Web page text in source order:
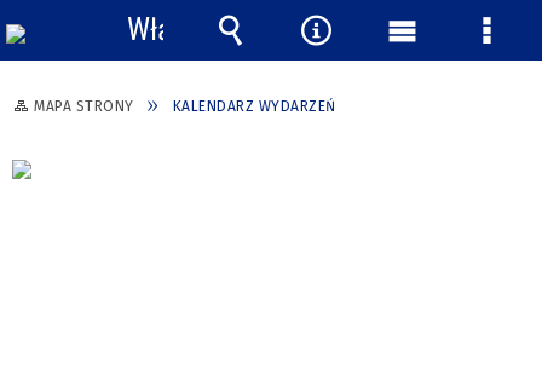
MAPA STRONY KALENDARZ WYDARZEŃ
Włącz
powiadomienia
Wyszukiwarka
Narzędzia
Menu Menu